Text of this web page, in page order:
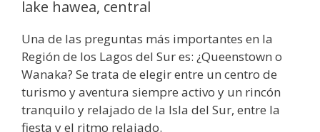
lake hawea, central
Una de las preguntas más importantes en la
Región de los Lagos del Sur es: ¿Queenstown o
Wanaka? Se trata de elegir entre un centro de
turismo y aventura siempre activo y un rincón
tranquilo y relajado de la Isla del Sur, entre la
fiesta y el ritmo relajado.